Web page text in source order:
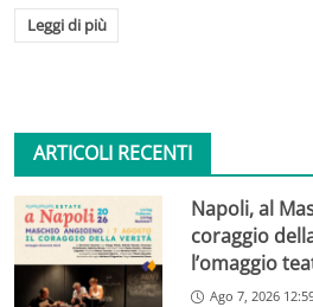
Leggi di più
ARTICOLI RECENTI
Napoli, al
coraggio
l’omaggio
Ago 7, 2026